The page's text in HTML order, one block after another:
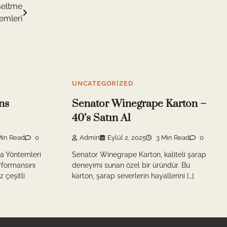
Read 0
Yöntemleri
çeşitli
UNCATEGORIZED
Senator Winegrape Karton –
40’s Satın Al
Admin Eylül 2, 2025 3 Min Read 0
Senator Winegrape Karton, kaliteli şarap
deneyimi sunan özel bir üründür. Bu
karton, şarap severlerin hayallerini […]